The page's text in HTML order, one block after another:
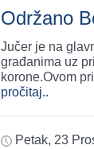
Održano
Jučer je na
građanima uz
korone.Ovom
pročitaj..
Petak, 23